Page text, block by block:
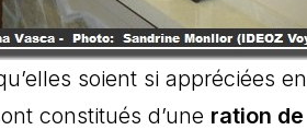
soient si appréciées
constitués d’une ration de